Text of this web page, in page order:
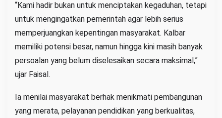
“Kami hadir bukan untuk menciptakan kegaduhan, tetapi
untuk mengingatkan pemerintah agar lebih serius
memperjuangkan kepentingan masyarakat. Kalbar
memiliki potensi besar, namun hingga kini masih banyak
persoalan yang belum diselesaikan secara maksimal,”
ujar Faisal.
Ia menilai masyarakat berhak menikmati pembangunan
yang merata, pelayanan pendidikan yang berkualitas,